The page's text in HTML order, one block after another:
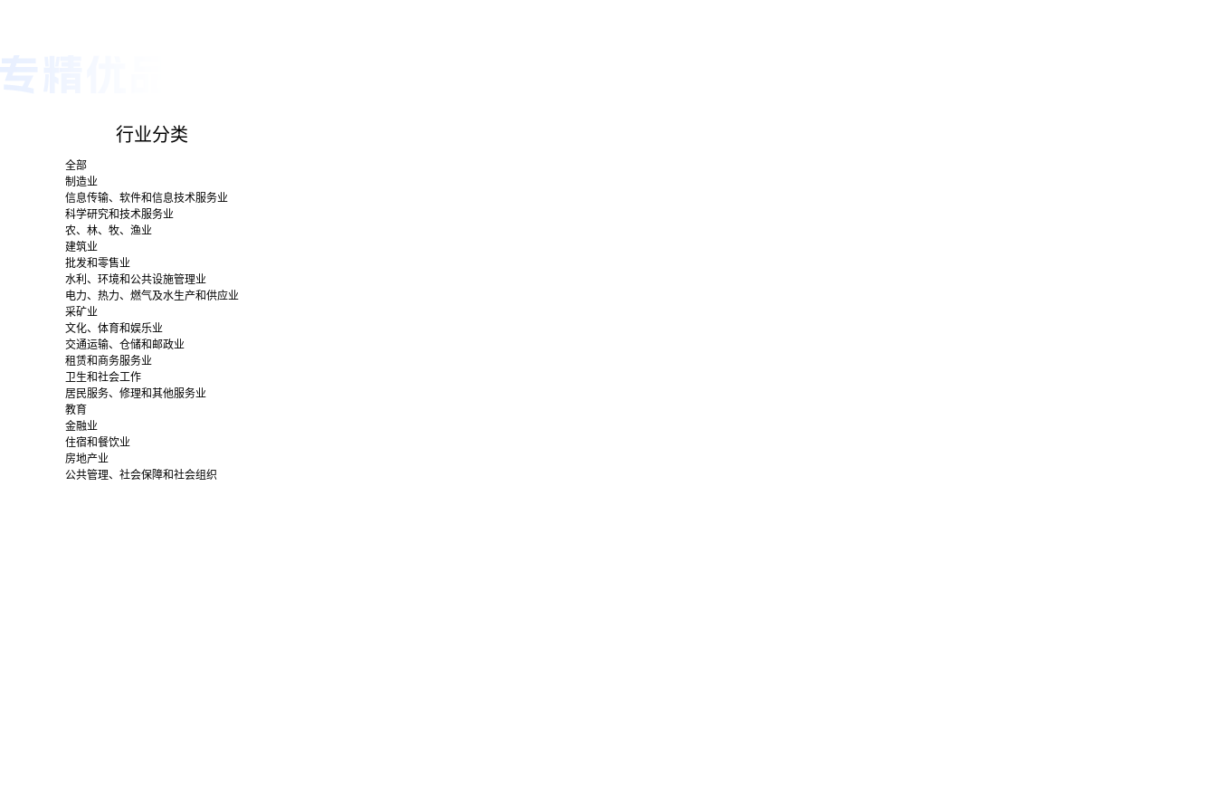
行业分类
全部
制造业
信息传输、软件和信息技术服务业
科学研究和技术服务业
农、林、牧、渔业
建筑业
批发和零售业
水利、环境和公共设施管理业
电力、热力、燃气及水生产和供应业
采矿业
文化、体育和娱乐业
交通运输、仓储和邮政业
租赁和商务服务业
卫生和社会工作
居民服务、修理和其他服务业
教育
金融业
住宿和餐饮业
房地产业
公共管理、社会保障和社会组织